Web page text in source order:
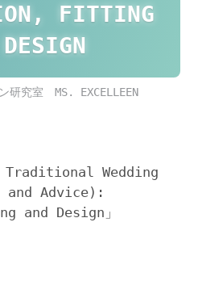
FITTING
研究室 MS. EXCELLEEN
Traditional Wedding
and Advice):
Design」